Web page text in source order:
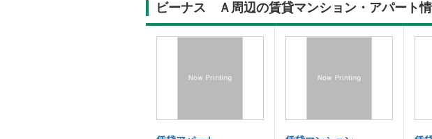
ビーナス Ａ周辺の賃貸マンション・アパート